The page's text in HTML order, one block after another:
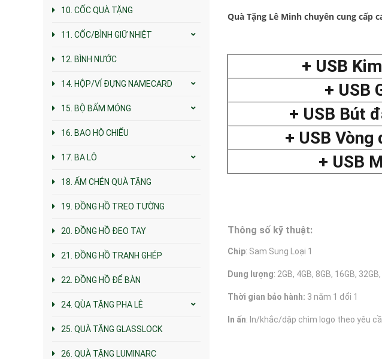
Quà Tặng Lê Minh chuyên cung cấp
+ USB
+ USB
+ USB Bút
+ USB Vòng
+ USB
Thông số kỹ thuật:
Chip: Sam Sung Loại 1
Dung lượng: 2GB, 4GB, 8GB, 16GB,
Thời gian bảo hành: 3 năm 1 đổi 1
In ấn: In/khắc/dập chìm logo theo yêu
10. CỐC QUÀ TẶNG
11. CỐC/BÌNH GIỮ NHIỆT
12. BÌNH NƯỚC
14. HỘP/VÍ ĐỰNG NAMECARD
15. BỘ BẤM MÓNG
16. BAO HỘ CHIẾU
17. BA LÔ
18. ẤM CHÉN QUÀ TẶNG
19. ĐỒNG HỒ TREO TƯỜNG
20. ĐỒNG HỒ ĐEO TAY
21. ĐỒNG HỒ TRANH GHÉP
22. ĐỒNG HỒ ĐỂ BÀN
24. QÙA TẶNG PHA LÊ
25. QUÀ TẶNG GLASSLOCK
26. QUÀ TẶNG LUMINARC